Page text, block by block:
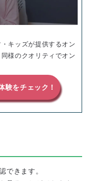
キッズが提供するオン
様のクオリティでオン
験をチェック！
できます。